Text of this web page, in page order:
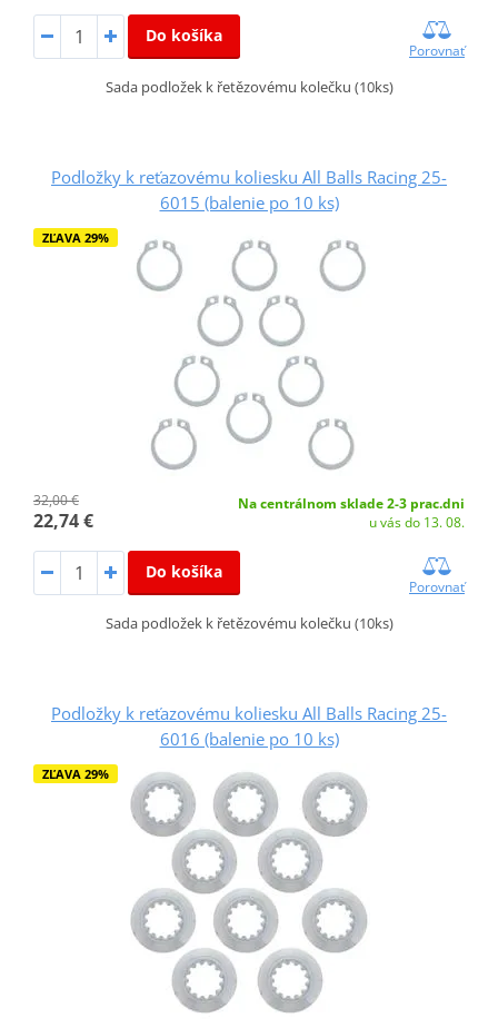
Do košíka
Porovnať
Sada podložek k řetězovému kolečku (10ks)
Podložky k reťazovému koliesku All Balls Racing 25-
6015 (balenie po 10 ks)
ZĽAVA 29%
32,00 €
22,74 €
Na centrálnom sklade 2-3 prac.dni
u vás do 13. 08.
Do košíka
Porovnať
Sada podložek k řetězovému kolečku (10ks)
Podložky k reťazovému koliesku All Balls Racing 25-
6016 (balenie po 10 ks)
ZĽAVA 29%